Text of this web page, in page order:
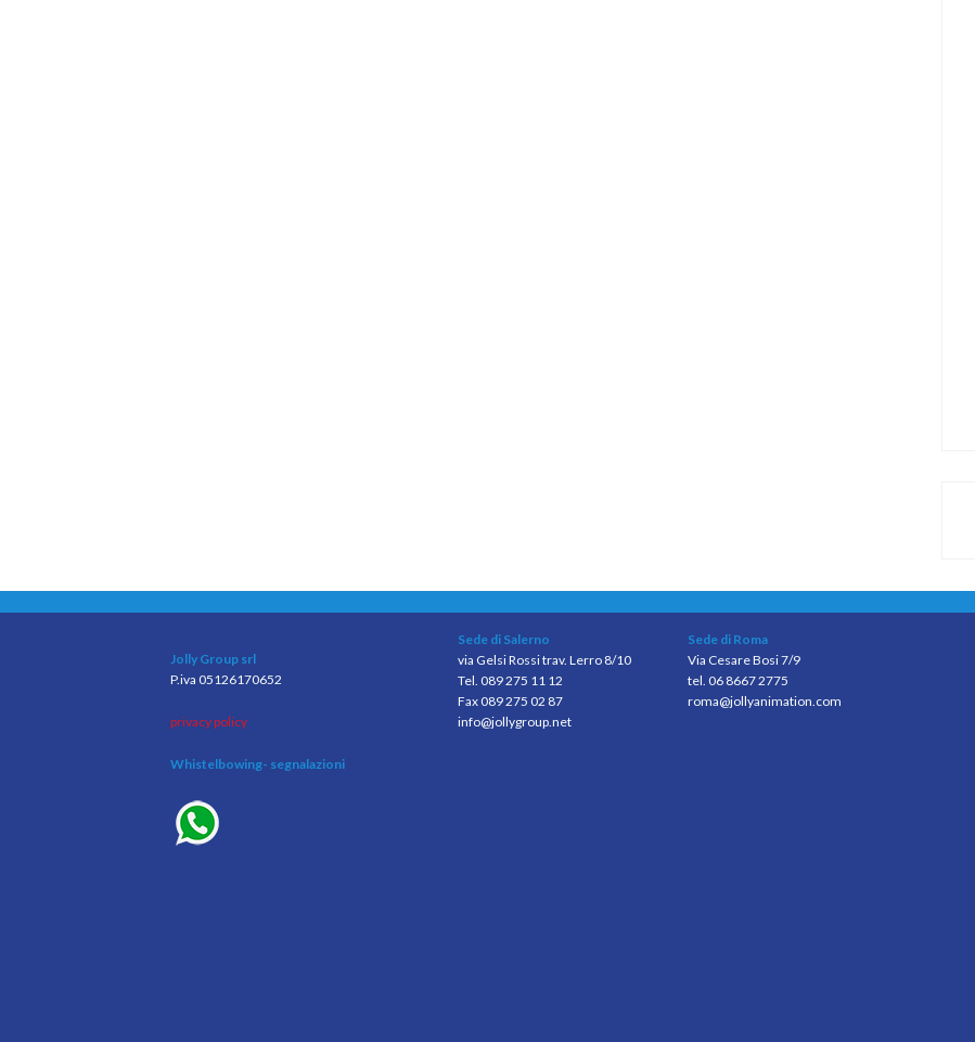
Jolly Group srl
P.iva 05126170652
privacy policy
Whistelbowing- segnalazioni
Sede di Salerno
via Gelsi Rossi trav. Lerro 8/10
Tel. 089 275 11 12
Fax 089 275 02 87
info@jollygroup.net
Sede di Roma
Via Cesare Bosi 7/9
tel. 06 8667 2775
roma@jollyanimation.com